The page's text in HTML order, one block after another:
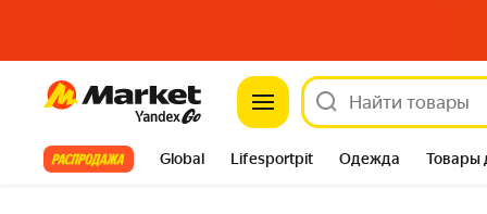
Market
Все хиты Global Lifesportpit Одежда Товары